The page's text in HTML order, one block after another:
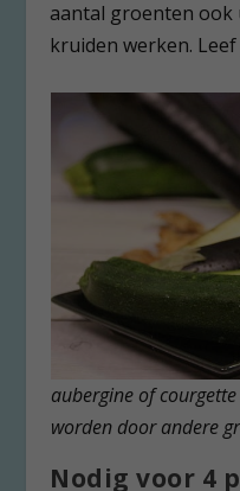
aantal groenten
kruiden werken.
aubergine of
worden door andere
Nodig voor 4